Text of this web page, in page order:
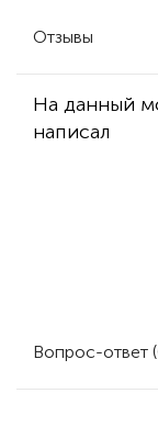
Отзывы
На данный
написал
Вопрос-ответ